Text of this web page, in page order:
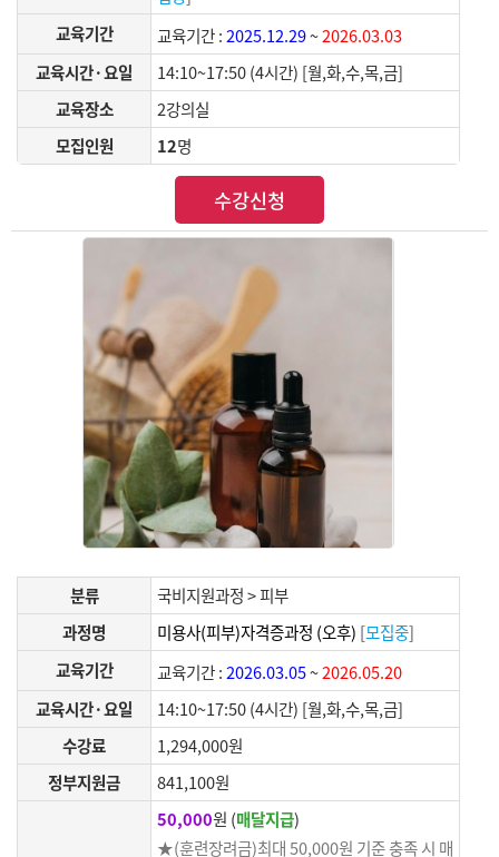
교육기간
교육기간 :2025.12.29~2026.03.03
교육시간·요일
14:10~17:50 (4시간) [월,화,수,목,금]
교육장소
2강의실
모집인원
12명
수강신청
분류
국비지원과정 > 피부
과정명
미용사(피부)자격증과정 (오후) [모집중]
교육기간
교육기간 :2026.03.05~2026.05.20
교육시간·요일
14:10~17:50 (4시간) [월,화,수,목,금]
수강료
1,294,000원
정부지원금
841,100원
50,000원 (매달지급)
★(훈련장려금)최대 50,000원 기준 충족 시 매